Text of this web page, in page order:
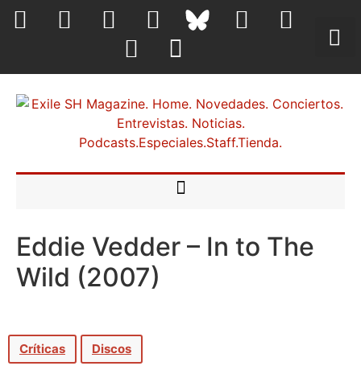
Eddie Vedder – In to The
Wild (2007)
Críticas Discos